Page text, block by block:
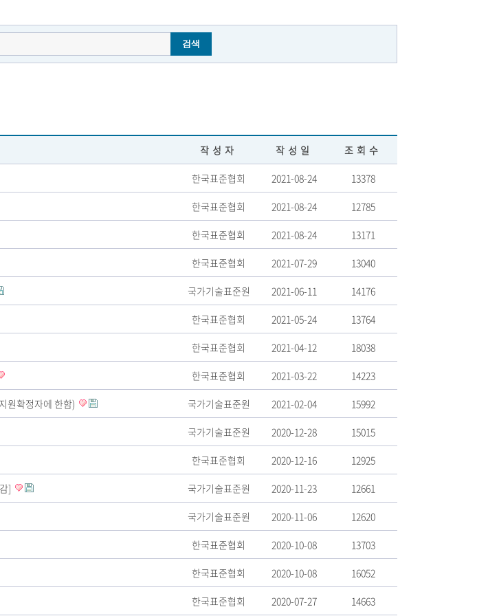
작성자 작성일 조회수
한국표준협회 2021-08-24 13378
한국표준협회 2021-08-24 12785
한국표준협회 2021-08-24 13171
한국표준협회 2021-07-29 13040
국가기술표준원 2021-06-11 14176
한국표준협회 2021-05-24 13764
한국표준협회 2021-04-12 18038
한국표준협회 2021-03-22 14223
원확정자에 한함) 국가기술표준원 2021-02-04 15992
국가기술표준원 2020-12-28 15015
한국표준협회 2020-12-16 12925
] 국가기술표준원 2020-11-23 12661
국가기술표준원 2020-11-06 12620
한국표준협회 2020-10-08 13703
한국표준협회 2020-10-08 16052
한국표준협회 2020-07-27 14663